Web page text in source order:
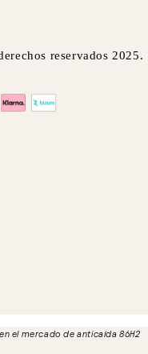
reservados 2025.
el mercado de anticaída 86H2